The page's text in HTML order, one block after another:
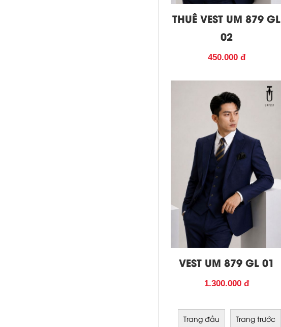
THUÊ VEST UM 879 GL
02
450.000 đ
VEST UM 879 GL 01
1.300.000 đ
Trang đầu Trang trước